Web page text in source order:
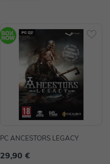
PC ANCESTORS LEGACY
29,90 €